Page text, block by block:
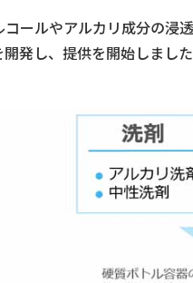
ールやアルカリ成分の浸
発し、提供を開始しました